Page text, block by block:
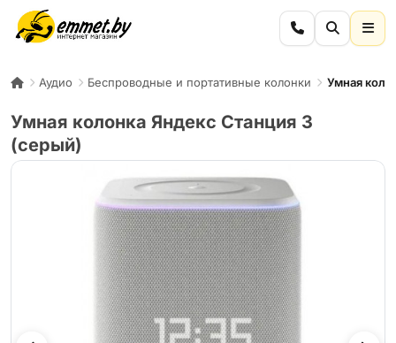
Аудио Беспроводные и портативные колонки Умная
Умная колонка Яндекс Станция 3
(серый)